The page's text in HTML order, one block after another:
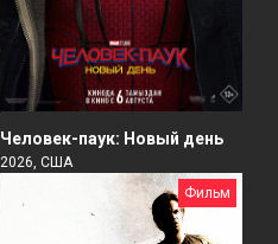
Человек-паук: Новый день
2026, США
Фильм